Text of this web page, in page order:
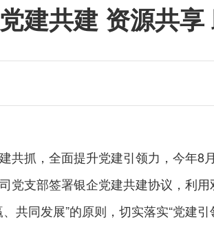
建共建 资源共
抓，全面提升党建引领力，今年8
党支部签署银企党建共建协议，利
共同发展”的原则，切实落实“党建